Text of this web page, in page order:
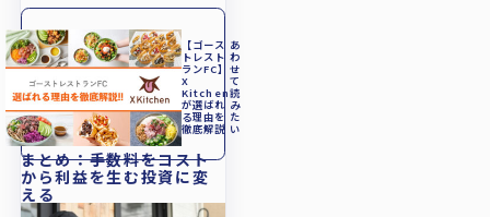
【ゴース
トレスト
ランFC】
X
Kitchen
が選ばれ
る理由を
徹底解説
あ
わ
せ
て
読
み
た
い
まとめ：手数料をコスト
から利益を生む投資に変
える